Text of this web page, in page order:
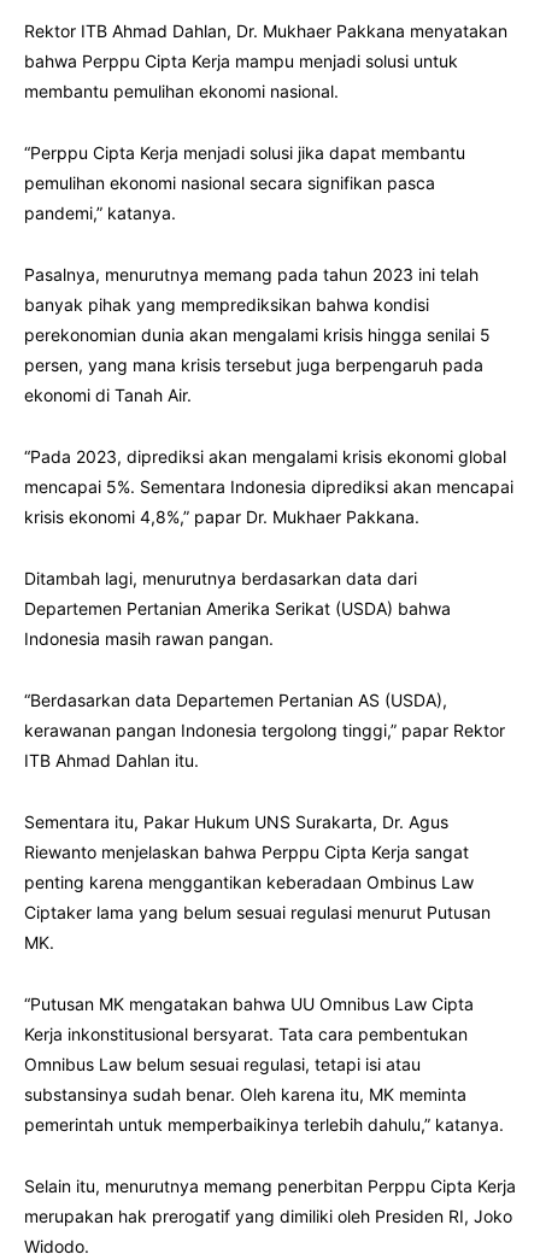
Rektor ITB Ahmad Dahlan, Dr. Mukhaer Pakkana menyatakan
bahwa Perppu Cipta Kerja mampu menjadi solusi untuk
membantu pemulihan ekonomi nasional.
“Perppu Cipta Kerja menjadi solusi jika dapat membantu
pemulihan ekonomi nasional secara signifikan pasca
pandemi,” katanya.
Pasalnya, menurutnya memang pada tahun 2023 ini telah
banyak pihak yang memprediksikan bahwa kondisi
perekonomian dunia akan mengalami krisis hingga senilai 5
persen, yang mana krisis tersebut juga berpengaruh pada
ekonomi di Tanah Air.
“Pada 2023, diprediksi akan mengalami krisis ekonomi global
mencapai 5%. Sementara Indonesia diprediksi akan mencapai
krisis ekonomi 4,8%,” papar Dr. Mukhaer Pakkana.
Ditambah lagi, menurutnya berdasarkan data dari
Departemen Pertanian Amerika Serikat (USDA) bahwa
Indonesia masih rawan pangan.
“Berdasarkan data Departemen Pertanian AS (USDA),
kerawanan pangan Indonesia tergolong tinggi,” papar Rektor
ITB Ahmad Dahlan itu.
Sementara itu, Pakar Hukum UNS Surakarta, Dr. Agus
Riewanto menjelaskan bahwa Perppu Cipta Kerja sangat
penting karena menggantikan keberadaan Ombinus Law
Ciptaker lama yang belum sesuai regulasi menurut Putusan
MK.
“Putusan MK mengatakan bahwa UU Omnibus Law Cipta
Kerja inkonstitusional bersyarat. Tata cara pembentukan
Omnibus Law belum sesuai regulasi, tetapi isi atau
substansinya sudah benar. Oleh karena itu, MK meminta
pemerintah untuk memperbaikinya terlebih dahulu,” katanya.
Selain itu, menurutnya memang penerbitan Perppu Cipta Kerja
merupakan hak prerogatif yang dimiliki oleh Presiden RI, Joko
Widodo.